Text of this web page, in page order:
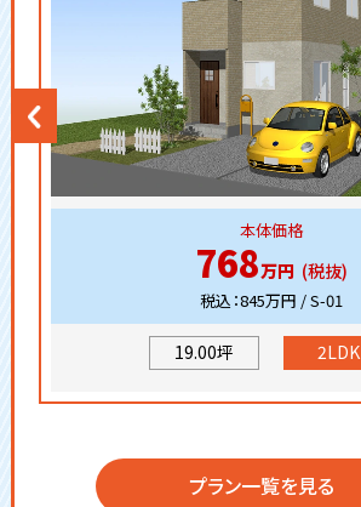
768万円
税込：845万円 / S-01
19.00坪 2LDK
プラン一覧を見る